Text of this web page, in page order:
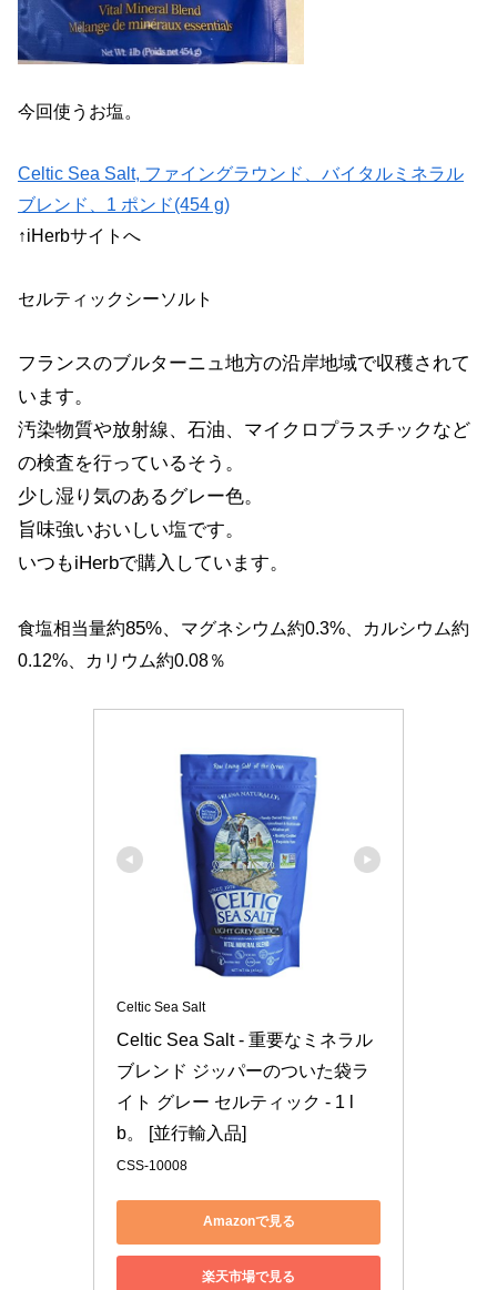
今回使うお塩。
Celtic Sea Salt, ファイングラウンド、バイタルミネラル
ブレンド、1 ポンド(454 g)
↑iHerbサイトへ
セルティックシーソルト
フランスのブルターニュ地方の沿岸地域で収穫されて
います。
汚染物質や放射線、石油、マイクロプラスチックなど
の検査を行っているそう。
少し湿り気のあるグレー色。
旨味強いおいしい塩です。
いつもiHerbで購入しています。
食塩相当量約85%、
マグネシウム約0.3%、カルシウム約
0.12%、カリウム約0.08％
Celtic Sea Salt
Celtic Sea Salt - 重要なミネラル
ブレンド ジッパーのついた袋ラ
イト グレー セルティック - 1 l
b。 [並行輸入品]
CSS-10008
Amazonで見る
楽天市場で見る